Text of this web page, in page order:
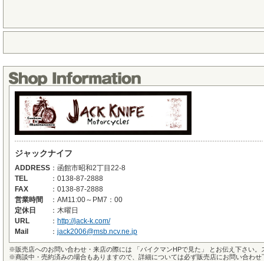
ジャックナイフ
ADDRESS ： 函館市昭和2丁目22-8
TEL
： 0138-87-2888
FAX
： 0138-87-2888
営業時間
： AM11:00～PM7：00
定休日
： 木曜日
URL
： http://jack-k.com/
Mail
： jack2006@msb.ncv.ne.jp
※販売店へのお問い合わせ・来店の際には 「バイクマンHPで見た」 とお伝え下さい
※商談中・売約済みの場合もありますので、詳細については必ず販売店にお問い合わせ